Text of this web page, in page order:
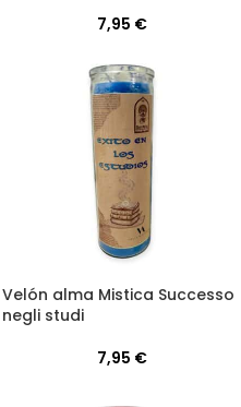
7,95 €
Velón alma Mistica Successo
negli studi
7,95 €